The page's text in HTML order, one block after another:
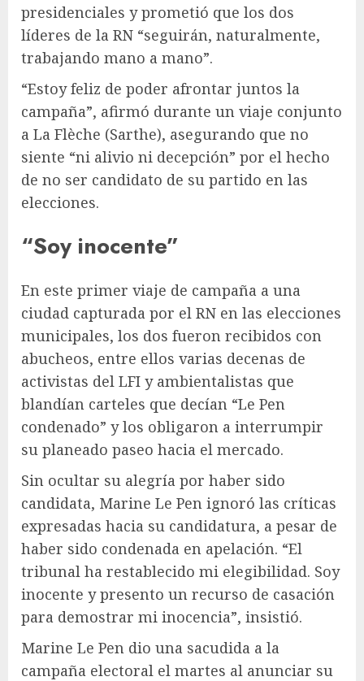
presidenciales y prometió que los dos
líderes de la RN “seguirán, naturalmente,
trabajando mano a mano”.
“Estoy feliz de poder afrontar juntos la
campaña”, afirmó durante un viaje conjunto
a La Flèche (Sarthe), asegurando que no
siente “ni alivio ni decepción” por el hecho
de no ser candidato de su partido en las
elecciones.
“Soy inocente”
En este primer viaje de campaña a una
ciudad capturada por el RN en las elecciones
municipales, los dos fueron recibidos con
abucheos, entre ellos varias decenas de
activistas del LFI y ambientalistas que
blandían carteles que decían “Le Pen
condenado” y los obligaron a interrumpir
su planeado paseo hacia el mercado.
Sin ocultar su alegría por haber sido
candidata, Marine Le Pen ignoró las críticas
expresadas hacia su candidatura, a pesar de
haber sido condenada en apelación. “El
tribunal ha restablecido mi elegibilidad. Soy
inocente y presento un recurso de casación
para demostrar mi inocencia”, insistió.
Marine Le Pen dio una sacudida a la
campaña electoral el martes al anunciar su